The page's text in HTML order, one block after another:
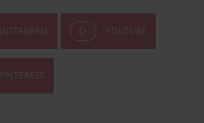
INSTAGRAM YOUTUBE
PINTEREST